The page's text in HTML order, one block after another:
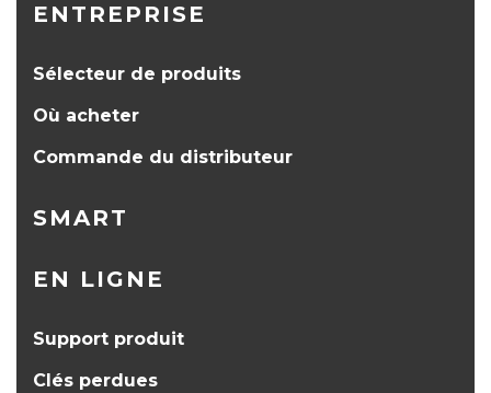
ENTREPRISE
Sélecteur de produits
Où acheter
Commande du distributeur
SMART
EN LIGNE
Support produit
Clés perdues